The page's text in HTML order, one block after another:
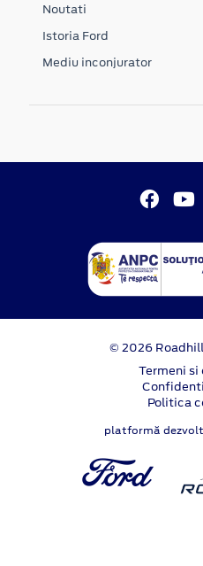
Noutati
Istoria Ford
Mediu inconjurator
© 2026
Termeni
Politica
platformă